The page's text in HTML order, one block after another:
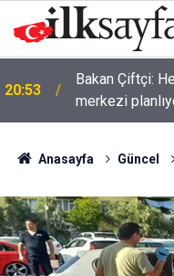
20:53
Bakan Çiftçi:
merkezi
Anasayfa Güncel